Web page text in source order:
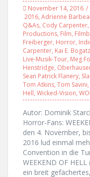
November 14, 2016
2016, Adrienne
Q&As, Cody Carpenter,
Productions, Film,
Freiberger, Horror,
Carpenter, Kai E.
Live-Musik-Tour, Meg
Henstridge,
Sean Patrick Flanery,
Tom Atkins, Tom Savini,
Hell, Wicked-Vision,
Autor: Dominik
Horror-Fans:
den 4. November,
2016 lud einmal
Convention in die
WEEKEND OF
ein breit